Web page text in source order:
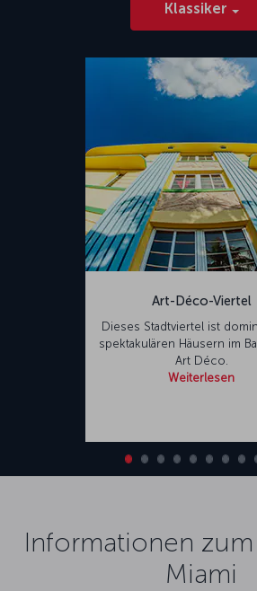
Klassiker
Art-Déco-Viertel
Dieses Stadtviertel ist
spektakulären Häusern im
Art Déco.
Weiterlesen
Informationen
Miami